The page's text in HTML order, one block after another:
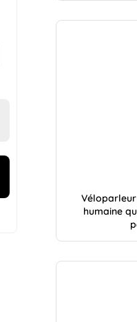
Véloparleur
humaine